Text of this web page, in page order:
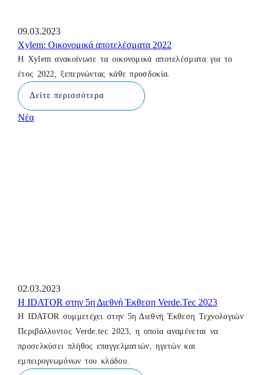
09.03.2023
Xylem: Οικονομικά αποτελέσματα 2022
Η Xylem ανακοίνωσε τα οικονομικά αποτελέσματα για το
έτος 2022, ξεπερνώντας κάθε προσδοκία.
Δείτε περισσότερα
Νέα
02.03.2023
Η IDATOR στην 5η Διεθνή Έκθεση Verde.Tec 2023
Η IDATOR συμμετέχει στην 5η Διεθνή Έκθεση Τεχνολογιών
Περιβάλλοντος Verde.tec 2023, η οποία αναμένεται να
προσελκύσει πλήθος επαγγελματιών, ηγετών και
εμπειρογνωμόνων του κλάδου.